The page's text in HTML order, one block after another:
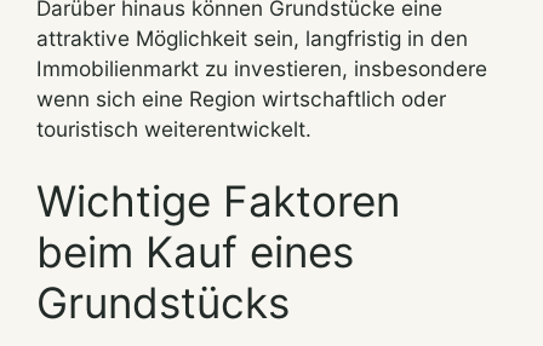
Darüber hinaus können Grundstücke eine
attraktive Möglichkeit sein, langfristig in den
Immobilienmarkt zu investieren, insbesondere
wenn sich eine Region wirtschaftlich oder
touristisch weiterentwickelt.
Wichtige Faktoren
beim Kauf eines
Grundstücks